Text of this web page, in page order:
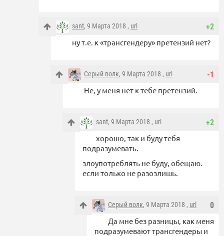
+2
sant, 9 Марта 2018 , url
ну т.е. к «трансгендеру» претензий нет?
-1
Серый волк, 9 Марта 2018 , url
Не, у меня нет к тебе претензий.
+2
sant, 9 Марта 2018 , url
хорошо, так и буду тебя
подразумевать.
злоупотреблять не буду, обещаю.
если только не разозлишь.
0
Серый волк, 9 Марта 2018 , url
Да мне без разницы, как меня
подразумевают трансгендеры и